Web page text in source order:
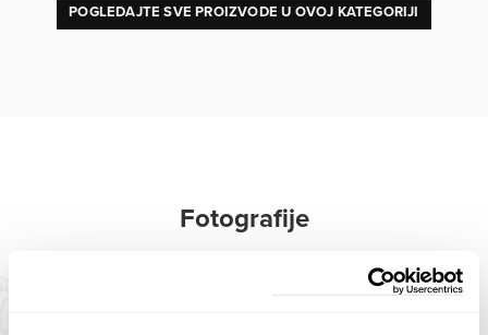
POGLEDAJTE SVE PROIZVODE U OVOJ KATEGORIJI
Fotografije